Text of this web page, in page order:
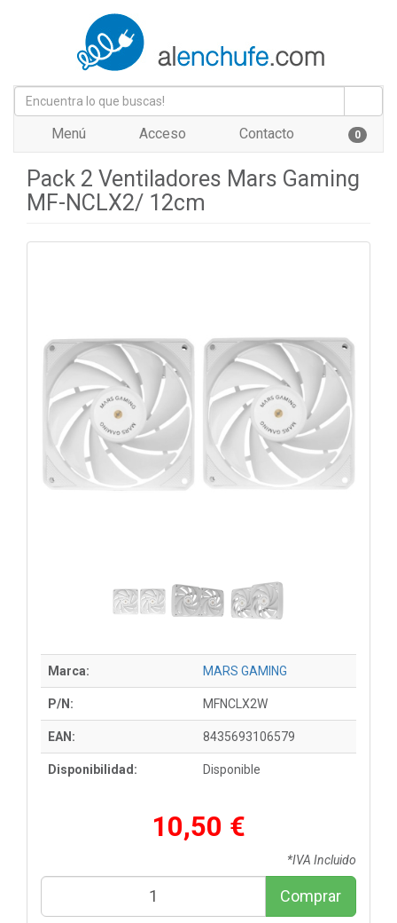
Menú Acceso Contacto 0
Pack 2 Ventiladores Mars Gaming
MF-NCLX2/ 12cm
Marca: MARS GAMING
P/N: MFNCLX2W
EAN: 8435693106579
Disponibilidad: Disponible
10,50 €
*IVA Incluido
Comprar